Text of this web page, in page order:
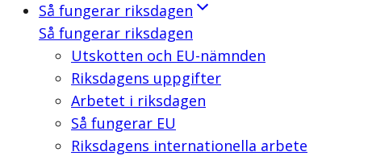
Så fungerar riksdagen
Så fungerar riksdagen
Utskotten och EU-nämnden
Riksdagens uppgifter
Arbetet i riksdagen
Så fungerar EU
Riksdagens internationella arbete